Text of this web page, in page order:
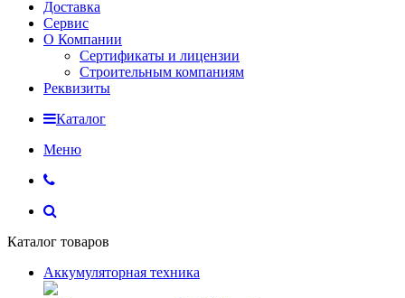
Доставка
Сервис
О Компании
Сертификаты и лицензии
Строительным компаниям
Реквизиты
Каталог
Меню
Каталог товаров
Аккумуляторная техника